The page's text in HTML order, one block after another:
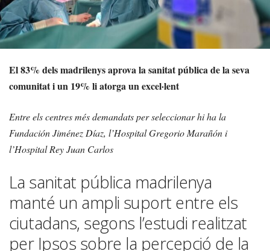
El 83% dels madrilenys aprova la sanitat pública de la seva
comunitat i un 19% li atorga un excel·lent
Entre els centres més demandats per seleccionar hi ha la
Fundación Jiménez Díaz, l’Hospital Gregorio Marañón i
l’Hospital Rey Juan Carlos
La sanitat pública madrilenya
manté un ampli suport entre els
ciutadans, segons l’estudi realitzat
per Ipsos sobre la percepció de la